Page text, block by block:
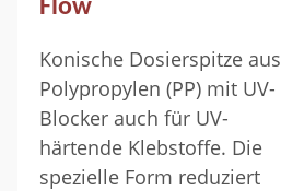
Flow
Konische Dosierspitze aus
Polypropylen (PP) mit UV-
Blocker auch für UV-
härtende Klebstoffe. Die
spezielle Form reduziert